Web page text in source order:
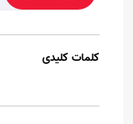
کلمات کلیدی